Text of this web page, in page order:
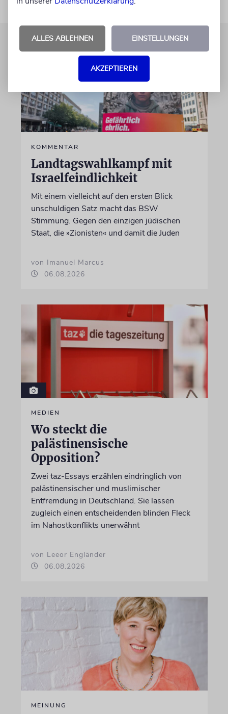
KOMMENTAR
Landtagswahlkampf mit
Israelfeindlichkeit
Mit einem vielleicht auf den ersten Blick
unschuldigen Satz macht das BSW
Stimmung. Gegen den einzigen jüdischen
Staat, die »Zionisten« und damit die Juden
von Imanuel Marcus
06.08.2026
MEDIEN
Wo steckt die
palästinensische
Opposition?
Zwei taz-Essays erzählen eindringlich von
palästinensischer und muslimischer
Entfremdung in Deutschland. Sie lassen
zugleich einen entscheidenden blinden Fleck
im Nahostkonflikts unerwähnt
von Leeor Engländer
06.08.2026
MEINUNG
ALLES ABLEHNEN EINSTELLUNGEN
AKZEPTIEREN